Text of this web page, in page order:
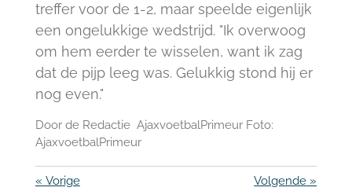
treffer voor de 1-2, maar speelde eigenlijk
een ongelukkige wedstrijd. "Ik overwoog
om hem eerder te wisselen, want ik zag
dat de pijp leeg was. Gelukkig stond hij er
nog even."
Door de Redactie AjaxvoetbalPrimeur Foto:
AjaxvoetbalPrimeur
« Vorige Volgende »